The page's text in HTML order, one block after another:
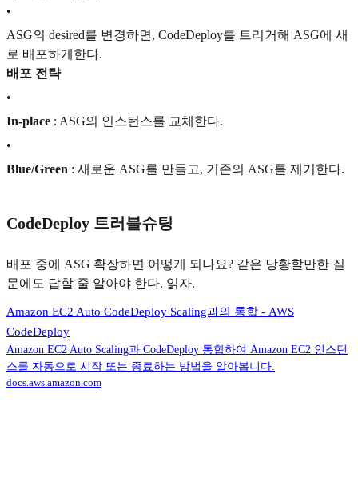
•
ASG의 desired를 변경하면, CodeDeploy를 트리거해 ASG에 새
로 배포하게한다.
배포 전략
•
In-place : ASG의 인스턴스를 교체한다.
•
Blue/Green : 새로운 ASG를 만들고, 기존의 ASG를 제거한다.
CodeDeploy 트러블슈팅
배포 중에 ASG 확장하면 어떻게 되나요? 같은 당황할만한 질
문에도 답할 줄 알아야 한다. 읽자.
Amazon EC2 Auto CodeDeploy Scaling과의 통합 - AWS
CodeDeploy
Amazon EC2 Auto Scaling과 CodeDeploy 통합하여 Amazon EC2 인스턴
스를 자동으로 시작 또는 종료하는 방법을 알아봅니다.
docs.aws.amazon.com